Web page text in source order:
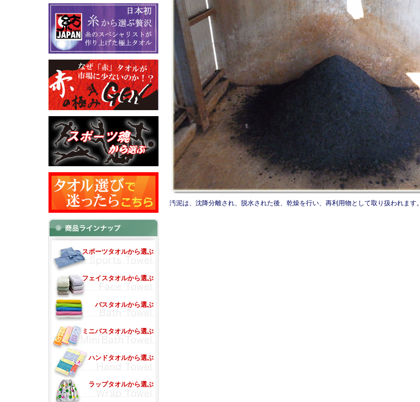
スポーツタオルから選ぶ
フェイスタオルから選ぶ
バスタオルから選ぶ
ミニバスタオルから選ぶ
ハンドタオルから選ぶ
ラップタオルから選ぶ
汚泥は、沈降分離され、脱水された後、乾燥を行い、再利用物として取り扱われます。